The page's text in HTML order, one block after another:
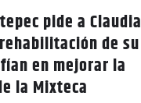
pide a Claudia
de su
en mejorar la
la Mixteca